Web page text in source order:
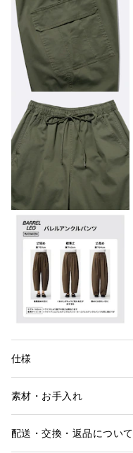
仕様
素材・お手入れ
配送・交換・返品について